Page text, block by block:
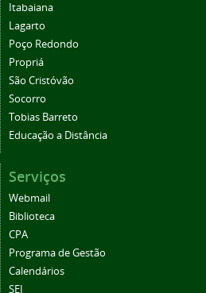
Itabaiana
Lagarto
Poço Redondo
Propriá
São Cristóvão
Socorro
Tobias Barreto
Educação a Distância
Serviços
Webmail
Biblioteca
CPA
Programa de Gestão
Calendários
SEI